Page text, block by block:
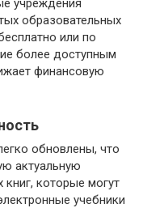
образовательных
или по
более доступным
финансовую
обновлены, что
актуальную
которые могут
учебники